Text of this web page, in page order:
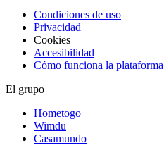
Condiciones de uso
Privacidad
Cookies
Accesibilidad
Cómo funciona la plataforma
El grupo
Hometogo
Wimdu
Casamundo